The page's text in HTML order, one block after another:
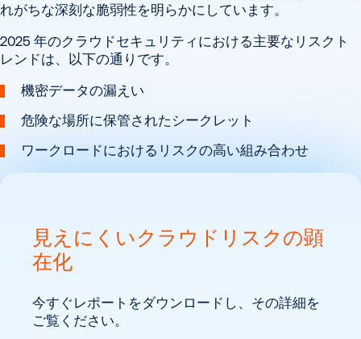
れがちな深刻な脆弱性を明らかにしています。
2025 年のクラウドセキュリティにおける主要なリスクト
レンドは、以下の通りです。
機密データの漏えい
危険な場所に保管されたシークレット
ワークロードにおけるリスクの高い組み合わせ
見えにくいクラウドリスクの顕
在化
今すぐレポートをダウンロードし、その詳細を
ご覧ください。